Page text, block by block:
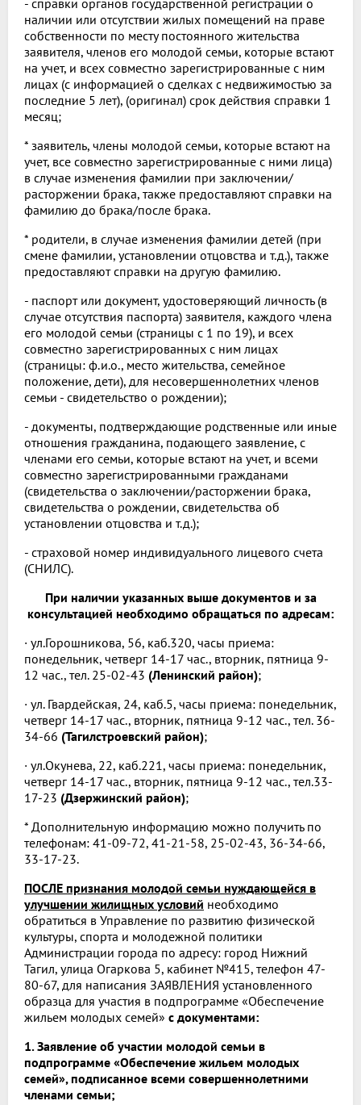
наличии или отсутствии жилых помещений на праве
собственности по месту постоянного жительства
заявителя, членов его молодой семьи, которые встают
на учет, и всех совместно зарегистрированные с ним
лицах (с информацией о сделках с недвижимостью за
последние 5 лет), (оригинал) срок действия справки 1
месяц;
* заявитель, члены молодой семьи, которые встают на
учет, все совместно зарегистрированные с ними лица)
в случае изменения фамилии при заключении/
расторжении брака, также предоставляют справки на
фамилию до брака/после брака.
* родители, в случае изменения фамилии детей (при
смене фамилии, установлении отцовства и т.д.), также
предоставляют справки на другую фамилию.
- паспорт или документ, удостоверяющий личность (в
случае отсутствия паспорта) заявителя, каждого члена
его молодой семьи (страницы с 1 по 19), и всех
совместно зарегистрированных с ним лицах
(страницы: ф.и.о., место жительства, семейное
положение, дети), для несовершеннолетних членов
семьи - свидетельство о рождении);
- документы, подтверждающие родственные или иные
отношения гражданина, подающего заявление, с
членами его семьи, которые встают на учет, и всеми
совместно зарегистрированными гражданами
(свидетельства о заключении/расторжении брака,
свидетельства о рождении, свидетельства об
установлении отцовства и т.д.);
- страховой номер индивидуального лицевого счета
(СНИЛС).
При наличии указанных выше документов и за
консультацией необходимо обращаться по адресам:
· ул.Горошникова, 56, каб.320, часы приема:
понедельник, четверг 14-17 час., вторник, пятница 9-
12 час., тел. 25-02-43 (Ленинский район);
· ул. Гвардейская, 24, каб.5, часы приема: понедельник,
четверг 14-17 час., вторник, пятница 9-12 час., тел. 36-
34-66 (Тагилстроевский район);
· ул.Окунева, 22, каб.221, часы приема: понедельник,
четверг 14-17 час., вторник, пятница 9-12 час., тел.33-
17-23 (Дзержинский район);
* Дополнительную информацию можно получить по
телефонам: 41-09-72, 41-21-58, 25-02-43, 36-34-66,
33-17-23.
ПОСЛЕ признания молодой семьи нуждающейся в
улучшении жилищных условий необходимо
обратиться в Управление по развитию физической
культуры, спорта и молодежной политики
Администрации города по адресу: город Нижний
Тагил, улица Огаркова 5, кабинет №415, телефон 47-
80-67, для написания ЗАЯВЛЕНИЯ установленного
образца для участия в подпрограмме «Обеспечение
жильем молодых семей» с документами:
1. Заявление об участии молодой семьи в
подпрограмме «Обеспечение жильем молодых
семей», подписанное всеми совершеннолетними
членами семьи;